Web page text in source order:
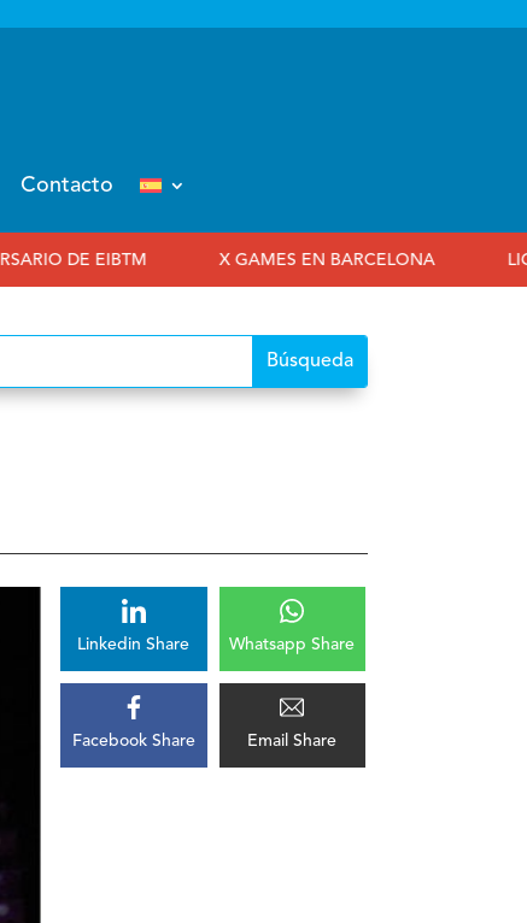
Contacto
X GAMES EN BARCELONA LIGA FÚTBOL 7
Linkedin Share Whatsapp Share
Facebook Share Email Share